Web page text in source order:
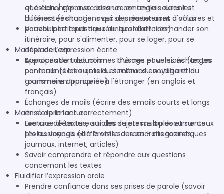
question / réponse dans un contexte courant et
business (échanger avec des partenaires d'affaires et
pouvoir participer aux réunions d'affaires)
et à échanger avec aisance en anglais dans les
différentes situations qui se présenteront à vous
Vocabulaire touristique du quotidien : demander son
itinéraire, pour s'alimenter, pour se loger, pour se
déplacer, etc...
Appropriation des normes d’usage pour les échanges
par mails (écrire emails et mémos en utilisant la
grammaire appropriée)
Maitrise de l’expression écrite
Exercices de traduction – Thèmes et versions (textes
contenants les sujets du secteur du voyage et du
tourisme en France et à l'étranger (en anglais et
français)
Échanges de mails (écrire des emails courts et longs
en s'exprimant correctement)
Exercice d'écriture sur des sujets multiples et sur ceux
liés au voyage et à la visite des endroits touristiques
Maitrise de la lecture
Lecture de textes, articles de presse ou documents
professionnels (différents sources - magazines,
journaux, internet, articles)
Savoir comprendre et répondre aux questions
concernant les textes
Fluidifier l’expression orale
Prendre confiance dans ses prises de parole (savoir